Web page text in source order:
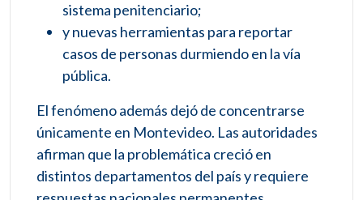
sistema penitenciario;
y nuevas herramientas para reportar
casos de personas durmiendo en la vía
pública.
El fenómeno además dejó de concentrarse
únicamente en Montevideo. Las autoridades
afirman que la problemática creció en
distintos departamentos del país y requiere